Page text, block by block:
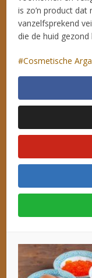
is zo’n product dat
vanzelfsprekend
die de huid gezond
Cosmetische